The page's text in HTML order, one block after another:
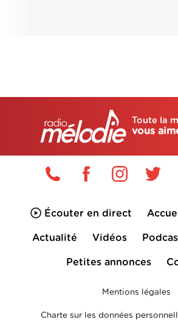
Toute la
vous
Écouter en direct
Actualité Vidéos
Petites annonces
Mentions légales
Charte sur les données